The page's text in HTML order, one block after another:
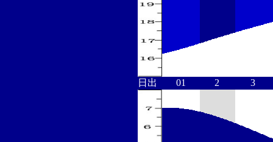
日出 01 2 3